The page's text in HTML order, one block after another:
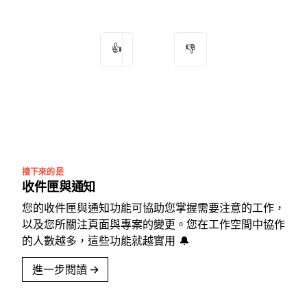
👍 👎
接下來的是
收件匣與通知
您的收件匣與通知功能可協助您掌握需要注意的工作，
以及您所關注頁面與專案的變更。您在工作空間中協作
的人數越多，這些功能就越實用 🔔
進一步閱讀 →